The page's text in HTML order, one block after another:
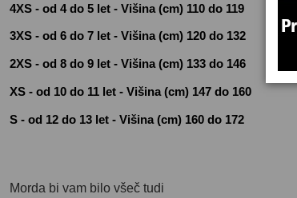
4XS - od 4 do 5 let - Višina (cm) 110 do 119
3XS - od 6 do 7 let - Višina (cm) 120 do 132
2XS - od 8 do 9 let - Višina (cm) 133 do 146
XS - od 10 do 11 let - Višina (cm) 147 do 160
S - od 12 do 13 let - Višina (cm) 160 do 172
Morda bi vam bilo všeč tudi